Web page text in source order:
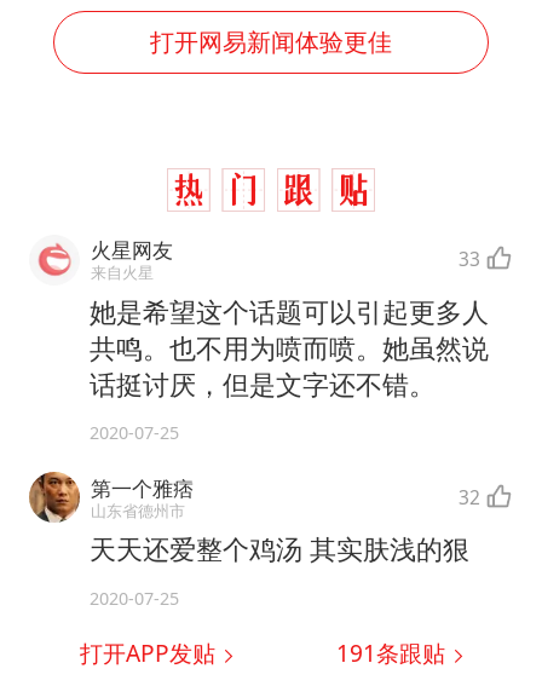
打开网易新闻体验更佳
火星网友
来自火星 33
她是希望这个话题可以引起更多人
共鸣。也不用为喷而喷。她虽然说
话挺讨厌，但是文字还不错。
2020-07-25
第一个雅痞
山东省德州市 32
天天还爱整个鸡汤 其实肤浅的狠
2020-07-25
打开APP发贴 191条跟贴